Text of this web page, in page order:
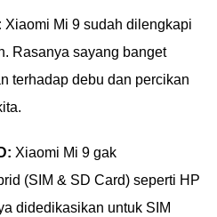
Xiaomi Mi 9 sudah dilengkapi
Rasanya sayang banget
terhadap debu dan percikan
Xiaomi Mi 9 gak
(SIM & SD Card) seperti HP
didedikasikan untuk SIM